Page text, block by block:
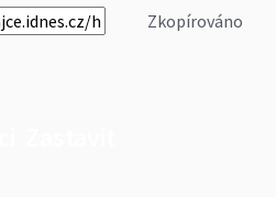
Zkopírováno